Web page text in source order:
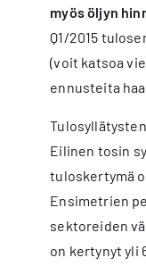
myös öljyn
Q1/2015
(voit katsoa
ennusteita
Eilinen tosin
tuloskertymä
Ensimetrien
sektoreiden
on kertynyt yli 6